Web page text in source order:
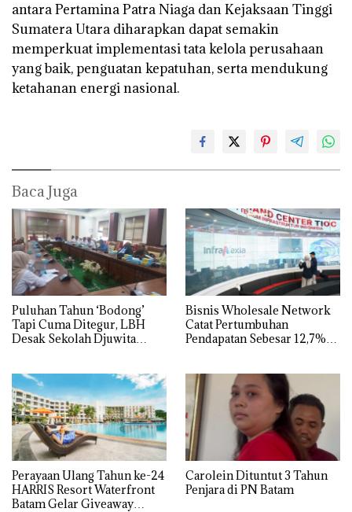
antara Pertamina Patra Niaga dan Kejaksaan Tinggi
Sumatera Utara diharapkan dapat semakin
memperkuat implementasi tata kelola perusahaan
yang baik, penguatan kepatuhan, serta mendukung
ketahanan energi nasional.
Baca Juga
Puluhan Tahun ‘Bodong’
Tapi Cuma Ditegur, LBH
Desak Sekolah Djuwita
Bisnis Wholesale Network
Catat Pertumbuhan
Pendapatan Sebesar 12,7%
Perayaan Ulang Tahun ke-24
HARRIS Resort Waterfront
Batam Gelar Giveaway
Carolein Dituntut 3 Tahun
Penjara di PN Batam